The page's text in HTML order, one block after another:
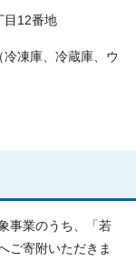
目12番地
凍庫、冷蔵庫、ウ
事業のうち、「若
ご寄附いただきま